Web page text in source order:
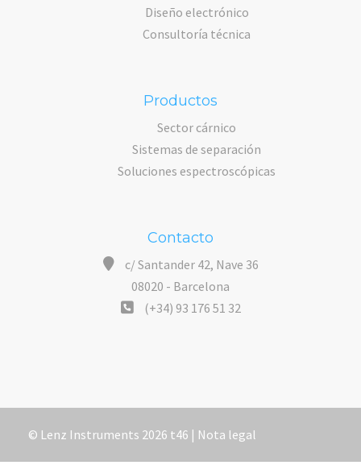
Diseño electrónico
Consultoría técnica
Productos
Sector cárnico
Sistemas de separación
Soluciones espectroscópicas
Contacto
c/ Santander 42, Nave 36
08020 - Barcelona
(+34) 93 176 51 32
© Lenz Instruments 2026 t46 | Nota legal